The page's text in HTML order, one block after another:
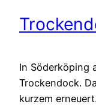
In Söderköping
Trockendock.
kurzem